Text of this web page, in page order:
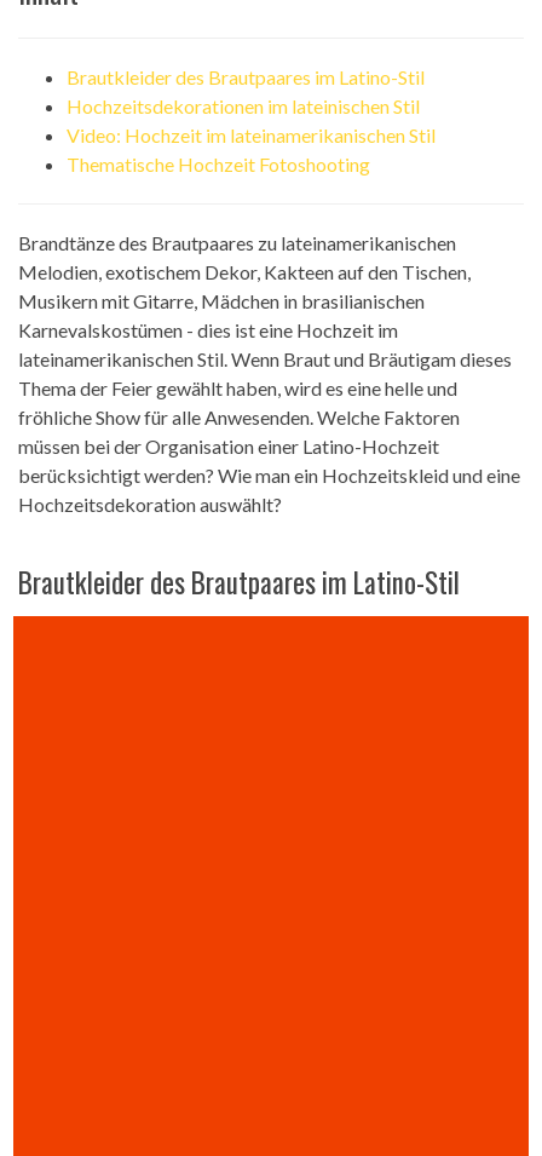
Brautkleider des Brautpaares im Latino-Stil
Hochzeitsdekorationen im lateinischen Stil
Video: Hochzeit im lateinamerikanischen Stil
Thematische Hochzeit Fotoshooting
Brandtänze des Brautpaares zu lateinamerikanischen
Melodien, exotischem Dekor, Kakteen auf den Tischen,
Musikern mit Gitarre, Mädchen in brasilianischen
Karnevalskostümen - dies ist eine Hochzeit im
lateinamerikanischen Stil. Wenn Braut und Bräutigam dieses
Thema der Feier gewählt haben, wird es eine helle und
fröhliche Show für alle Anwesenden. Welche Faktoren
müssen bei der Organisation einer Latino-Hochzeit
berücksichtigt werden? Wie man ein Hochzeitskleid und eine
Hochzeitsdekoration auswählt?
Brautkleider des Brautpaares im Latino-Stil